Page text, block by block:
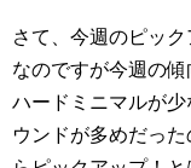
さて、今週のピッ
なのですが今週の
ハードミニマルが
ウンドが多めだっ